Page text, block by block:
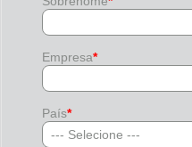
Empresa*
País*